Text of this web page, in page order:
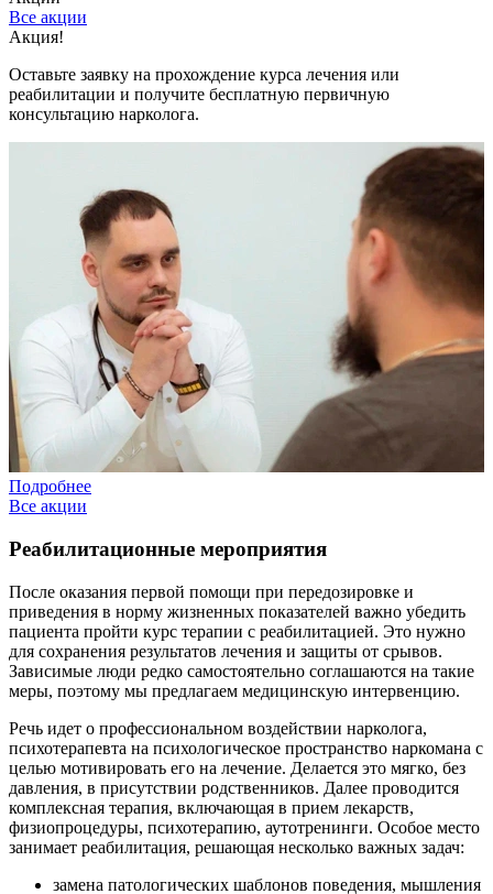
Все акции
Акция!
Оставьте заявку на прохождение курса лечения или
реабилитации и получите бесплатную первичную
консультацию нарколога.
Подробнее
Все акции
Реабилитационные мероприятия
После оказания первой помощи при передозировке и
приведения в норму жизненных показателей важно убедить
пациента пройти курс терапии с реабилитацией. Это нужно
для сохранения результатов лечения и защиты от срывов.
Зависимые люди редко самостоятельно соглашаются на такие
меры, поэтому мы предлагаем медицинскую интервенцию.
Речь идет о профессиональном воздействии нарколога,
психотерапевта на психологическое пространство наркомана с
целью мотивировать его на лечение. Делается это мягко, без
давления, в присутствии родственников. Далее проводится
комплексная терапия, включающая в прием лекарств,
физиопроцедуры, психотерапию, аутотренинги. Особое место
занимает реабилитация, решающая несколько важных задач:
замена патологических шаблонов поведения, мышления